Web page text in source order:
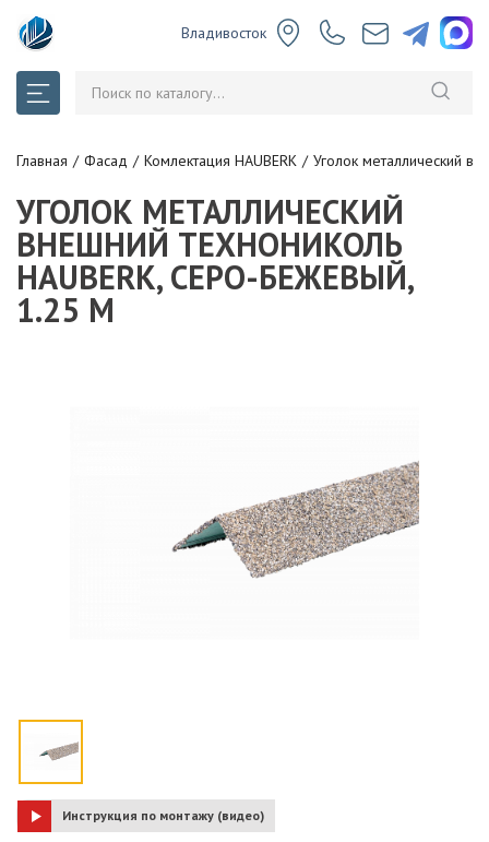
Владивосток
Главная Фасад Комлектация HAUBERK Уголок металлический
УГОЛОК МЕТАЛЛИЧЕСКИЙ
ВНЕШНИЙ ТЕХНОНИКОЛЬ
HAUBERK, СЕРО-БЕЖЕВЫЙ,
1.25 М
Инструкция по монтажу (видео)